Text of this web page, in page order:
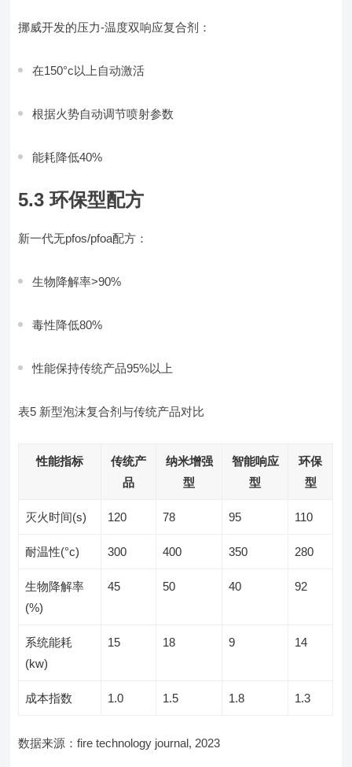
挪威开发的压力-温度双响应复合剂：
在150°c以上自动激活
根据火势自动调节喷射参数
能耗降低40%
5.3 环保型配方
新一代无pfos/pfoa配方：
生物降解率>90%
毒性降低80%
性能保持传统产品95%以上
表5 新型泡沫复合剂与传统产品对比
性能指标
传统产
品
纳米增强
型
智能响应
型
环保
型
灭火时间(s) 120 78 95 110
耐温性(°c) 300 400 350 280
生物降解率
(%)
45 50 40 92
系统能耗
(kw)
15 18 9 14
成本指数 1.0 1.5 1.8 1.3
数据来源：fire technology journal, 2023